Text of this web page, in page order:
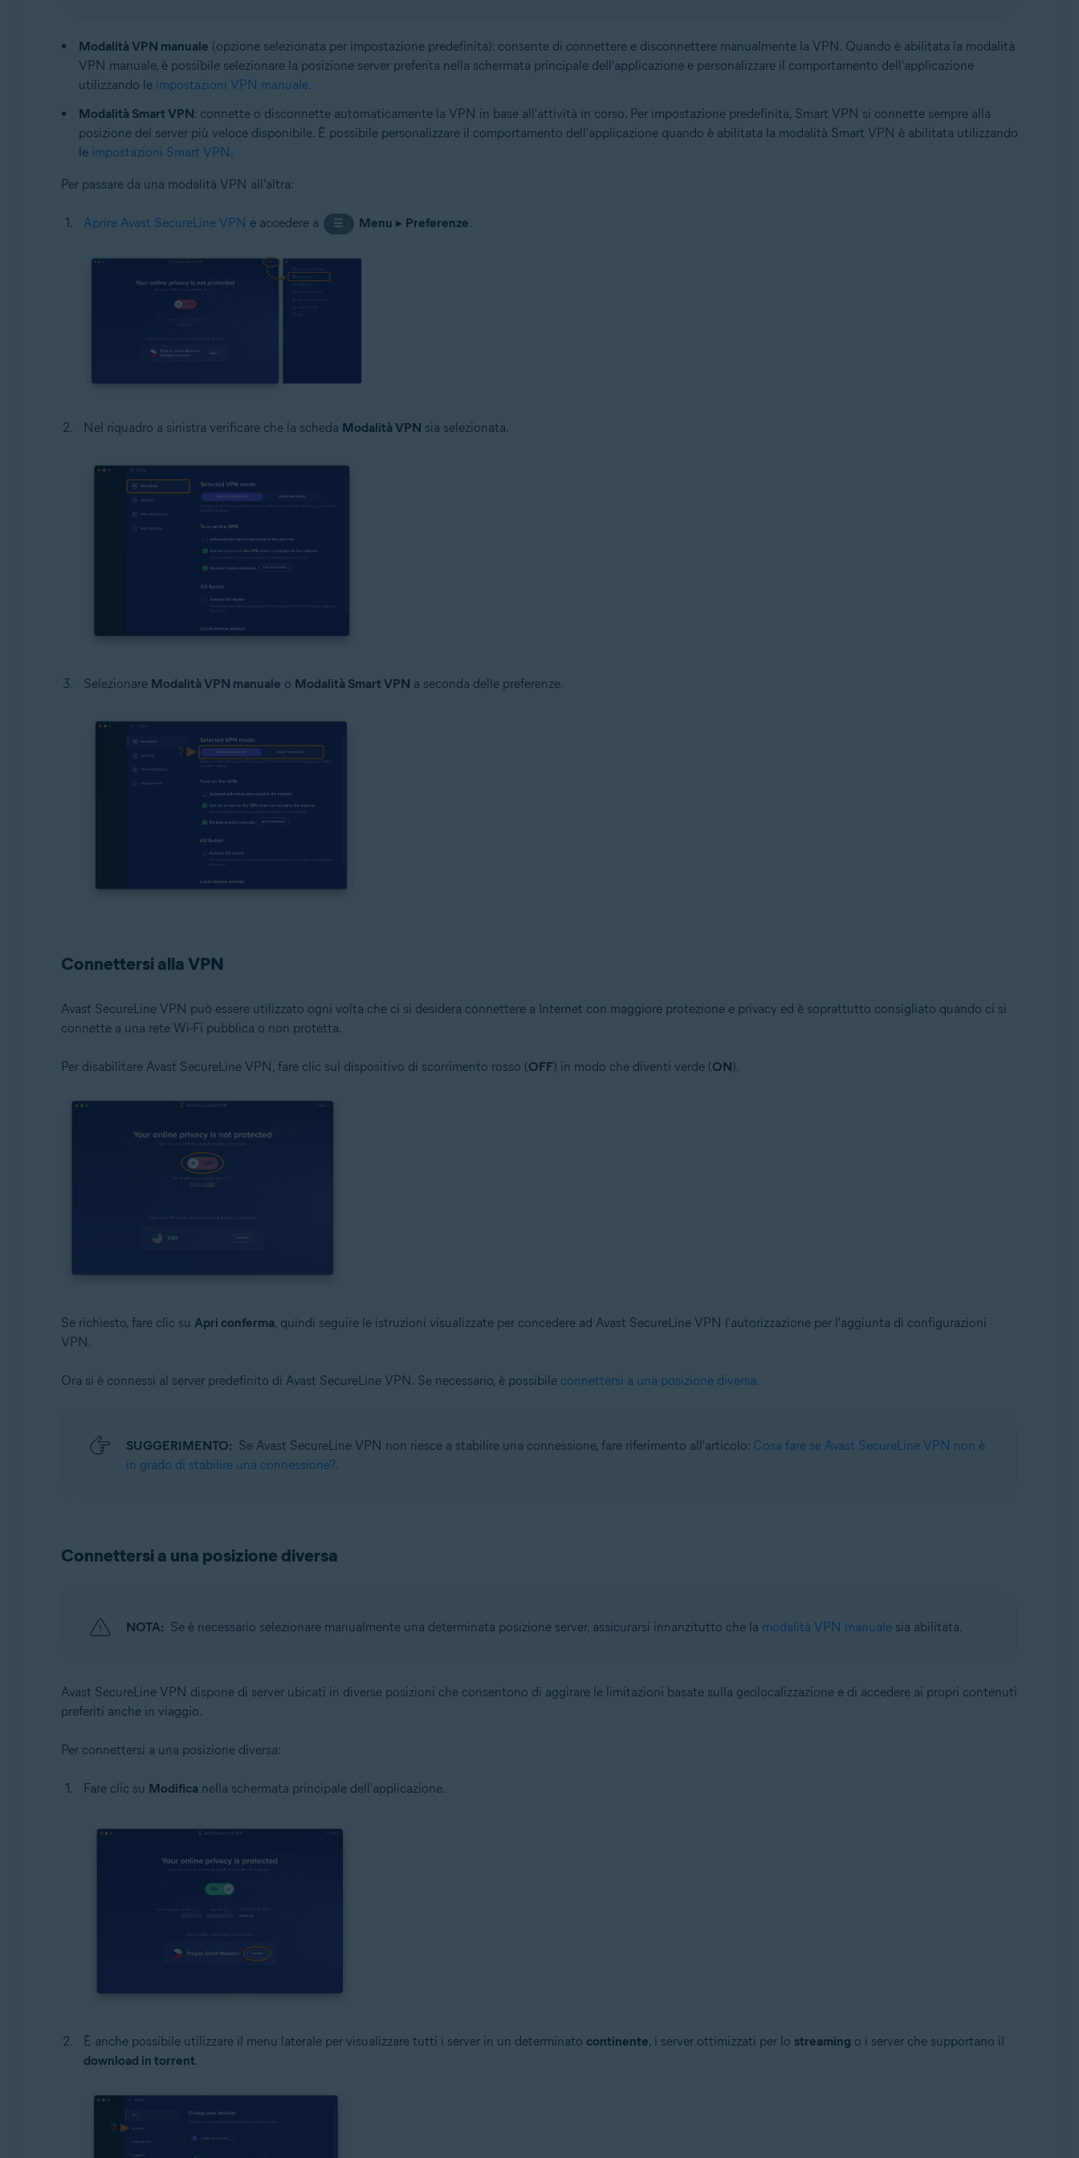
Modalità VPN manuale (opzione selezionata per impostazione predefinita): consente di connettere e disconnettere manualmente la VPN. Quando è abilitata la modalità
VPN manuale, è possibile selezionare la posizione server preferita nella schermata principale dell'applicazione e personalizzare il comportamento dell'applicazione
utilizzando le impostazioni VPN manuale.
Modalità Smart VPN: connette o disconnette automaticamente la VPN in base all'attività in corso. Per impostazione predefinita, Smart VPN si connette sempre alla
posizione del server più veloce disponibile. È possibile personalizzare il comportamento dell'applicazione quando è abilitata la modalità Smart VPN è abilitata utilizzando
le impostazioni Smart VPN.
Per passare da una modalità VPN all'altra:
Aprire Avast SecureLine VPN e accedere a ☰ Menu ▸ Preferenze.
Nel riquadro a sinistra verificare che la scheda Modalità VPN sia selezionata.
Selezionare Modalità VPN manuale o Modalità Smart VPN a seconda delle preferenze.
Connettersi alla VPN
Avast SecureLine VPN può essere utilizzato ogni volta che ci si desidera connettere a Internet con maggiore protezione e privacy ed è soprattutto consigliato quando ci si
connette a una rete Wi-Fi pubblica o non protetta.
Per disabilitare Avast SecureLine VPN, fare clic sul dispositivo di scorrimento rosso (OFF) in modo che diventi verde (ON).
Se richiesto, fare clic su Apri conferma, quindi seguire le istruzioni visualizzate per concedere ad Avast SecureLine VPN l'autorizzazione per l'aggiunta di configurazioni
VPN.
Ora si è connessi al server predefinito di Avast SecureLine VPN. Se necessario, è possibile connettersi a una posizione diversa.
SUGGERIMENTO: Se Avast SecureLine VPN non riesce a stabilire una connessione, fare riferimento all'articolo: Cosa fare se Avast SecureLine VPN non è
in grado di stabilire una connessione?.
Connettersi a una posizione diversa
NOTA: Se è necessario selezionare manualmente una determinata posizione server, assicurarsi innanzitutto che la modalità VPN manualesia abilitata.
Avast SecureLine VPN dispone di server ubicati in diverse posizioni che consentono di aggirare le limitazioni basate sulla geolocalizzazione e di accedere ai propri contenuti
preferiti anche in viaggio.
Per connettersi a una posizione diversa:
Fare clic su Modificanella schermata principale dell'applicazione.
È anche possibile utilizzare il menu laterale per visualizzare tutti i server in un determinato continente, i server ottimizzati per lo streaming o i server che supportano il
download in torrent.